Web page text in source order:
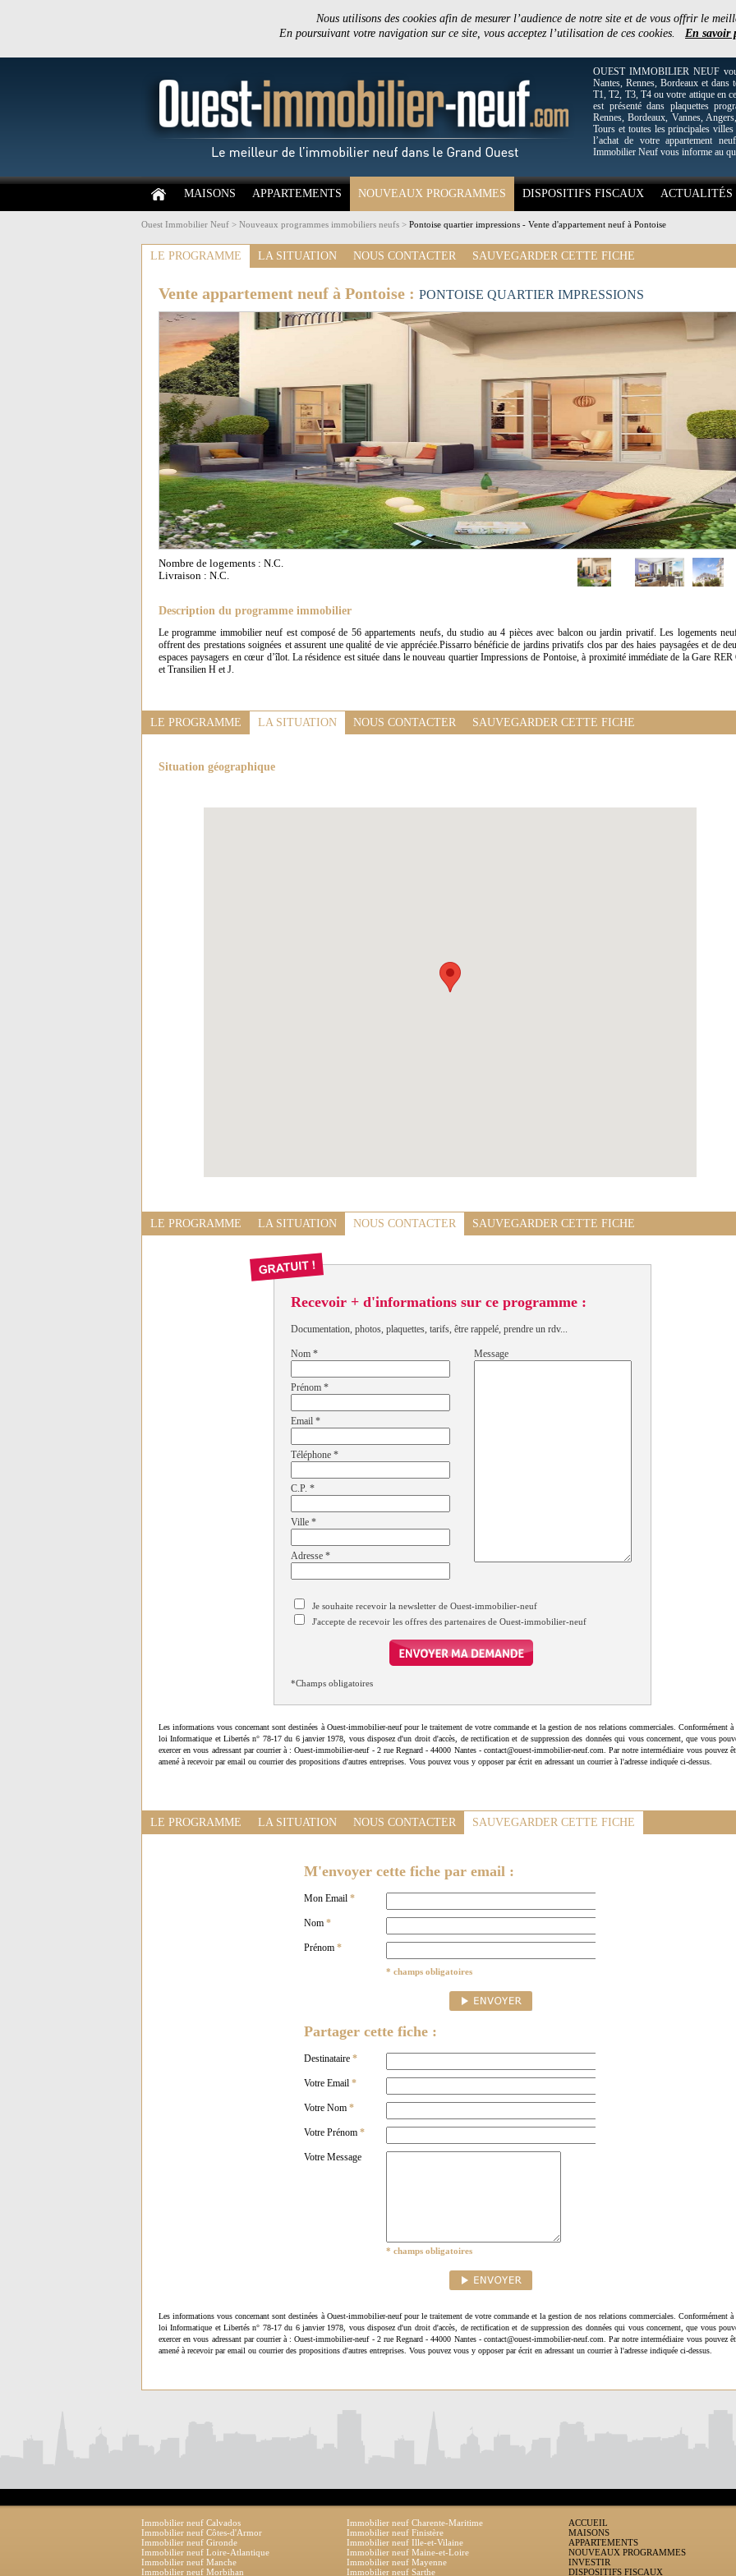
Nous utilisons des cookies afin de mesurer l’audience de notre site et de vous offrir le
En poursuivant votre navigation sur ce site, vous acceptez l’utilisation de ces cookies. En savoir
OUEST IMMOBILIER NEUF
Nantes, Rennes, Bordeaux et
T1, T2, T3, T4 ou votre attique en
est présenté dans plaquettes
Rennes, Bordeaux, Vannes,
Tours et toutes les principales
l’achat de votre appartement
Immobilier Neuf vous informe au
MAISONS APPARTEMENTS NOUVEAUX PROGRAMMES DISPOSITIFS FISCAUX ACTUALITÉS
Ouest Immobilier Neuf > Nouveaux programmes immobiliers neufs > Pontoise quartier impressions - Vente d'appartement neuf à Pontoise
LE PROGRAMME LA SITUATION NOUS CONTACTER SAUVEGARDER CETTE FICHE
Vente appartement neuf à Pontoise : PONTOISE QUARTIER IMPRESSIONS
Nombre de logements : N.C.
Livraison : N.C.
Description du programme immobilier
Le programme immobilier neuf est composé de 56 appartements neufs, du studio au 4 pièces avec balcon ou jardin privatif. Les logements
offrent des prestations soignées et assurent une qualité de vie appréciée.Pissarro bénéficie de jardins privatifs clos par des haies paysagées et de
espaces paysagers en cœur d’îlot. La résidence est située dans le nouveau quartier Impressions de Pontoise, à proximité immédiate de la Gare RER
et Transilien H et J.
LE PROGRAMME LA SITUATION NOUS CONTACTER SAUVEGARDER CETTE FICHE
Situation géographique
LE PROGRAMME LA SITUATION NOUS CONTACTER SAUVEGARDER CETTE FICHE
Recevoir + d'informations sur ce programme :
Documentation, photos, plaquettes, tarifs, être rappelé, prendre un rdv...
Nom *
Prénom *
Email *
Téléphone *
C.P. *
Ville *
Adresse *
Message
Je souhaite recevoir la newsletter de Ouest-immobilier-neuf
J'accepte de recevoir les offres des partenaires de Ouest-immobilier-neuf
*Champs obligatoires
Les informations vous concernant sont destinées à Ouest-immobilier-neuf pour le traitement de votre commande et la gestion de nos relations commerciales. Conformément à
loi Informatique et Libertés n° 78-17 du 6 janvier 1978, vous disposez d'un droit d'accès, de rectification et de suppression des données qui vous concernent, que vous
exercer en vous adressant par courrier à : Ouest-immobilier-neuf - 2 rue Regnard - 44000 Nantes - contact@ouest-immobilier-neuf.com. Par notre intermédiaire vous pouvez
amené à recevoir par email ou courrier des propositions d'autres entreprises. Vous pouvez vous y opposer par écrit en adressant un courrier à l'adresse indiquée ci-dessus.
LE PROGRAMME LA SITUATION NOUS CONTACTER SAUVEGARDER CETTE FICHE
M'envoyer cette fiche par email :
Mon Email *
Nom *
Prénom *
* champs obligatoires
Partager cette fiche :
Destinataire *
Votre Email *
Votre Nom *
Votre Prénom *
Votre Message
* champs obligatoires
Les informations vous concernant sont destinées à Ouest-immobilier-neuf pour le traitement de votre commande et la gestion de nos relations commerciales. Conformément à
loi Informatique et Libertés n° 78-17 du 6 janvier 1978, vous disposez d'un droit d'accès, de rectification et de suppression des données qui vous concernent, que vous
exercer en vous adressant par courrier à : Ouest-immobilier-neuf - 2 rue Regnard - 44000 Nantes - contact@ouest-immobilier-neuf.com. Par notre intermédiaire vous pouvez
amené à recevoir par email ou courrier des propositions d'autres entreprises. Vous pouvez vous y opposer par écrit en adressant un courrier à l'adresse indiquée ci-dessus.
Immobilier neuf Calvados
Immobilier neuf Charente-Maritime
Immobilier neuf Côtes-d'Armor
Immobilier neuf Finistère
Immobilier neuf Gironde
Immobilier neuf Ille-et-Vilaine
Immobilier neuf Loire-Atlantique
Immobilier neuf Maine-et-Loire
Immobilier neuf Manche
Immobilier neuf Mayenne
Immobilier neuf Morbihan
Immobilier neuf Sarthe
ACCUEIL
MAISONS
APPARTEMENTS
NOUVEAUX PROGRAMMES
INVESTIR
DISPOSITIFS FISCAUX